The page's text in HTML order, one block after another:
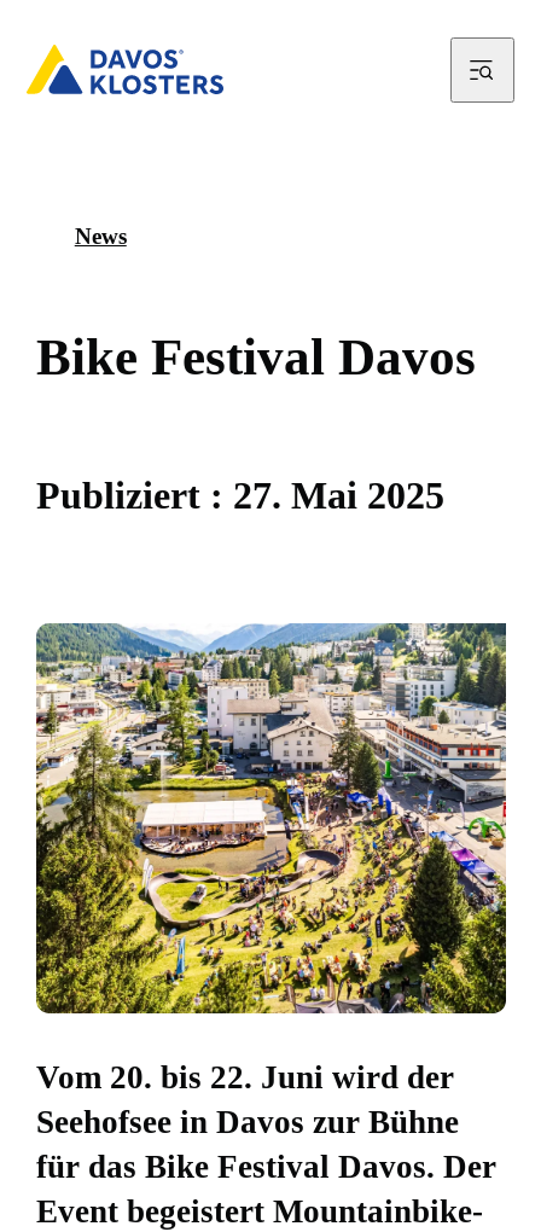
News
Bike Festival Davos
Publiziert : 27. Mai 2025
Vom 20. bis 22. Juni wird der
Seehofsee in Davos zur Bühne
für das Bike Festival Davos. Der
Event begeistert Mountainbike-